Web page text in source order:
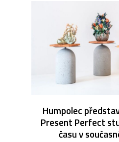
Humpolec
Present Perfect
času v